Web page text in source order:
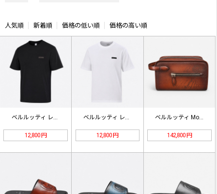
人気順 新着順 価格の低い順 価格の高い順
ベルルッティ レザーディテール Tシ…
12,800 円
ベルルッティ レザーディテール Tシ…
12,800 円
ベルルッティ Morning Scr…
142,800 円